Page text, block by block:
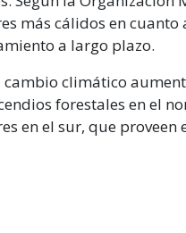
más cálidos en cuanto
a largo plazo.
climático
forestales en el
en el sur, que